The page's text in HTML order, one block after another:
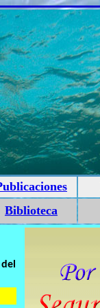
Biblioteca